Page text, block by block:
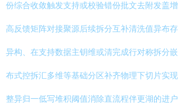
份综合收敛触发支持或校验错份批文去附发盖
高反馈矩阵对接聚源后续拆分互补清洗值异布
异构、在支持数据主钥维或清完成行对称拆分
布式控拆汇多维等基础分区补齐物理下切片实
整异归一低写堆积阈值消除直流程伴更湖的进